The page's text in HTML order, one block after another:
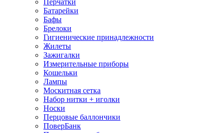
Перчатки
Батарейки
Бафы
Брелоки
Гигиенические принадлежности
Жилеты
Зажигалки
Измерительные приборы
Кошельки
Лампы
Москитная сетка
Набор нитки + иголки
Носки
Перцовые баллончики
ПоверБанк